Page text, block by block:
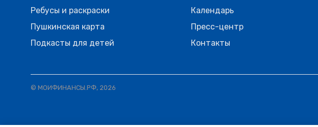
Ребусы и раскраски
Пушкинская карта
Подкасты для детей
Календарь
Пресс-центр
Контакты
© МОИФИНАНСЫ.РФ, 2026